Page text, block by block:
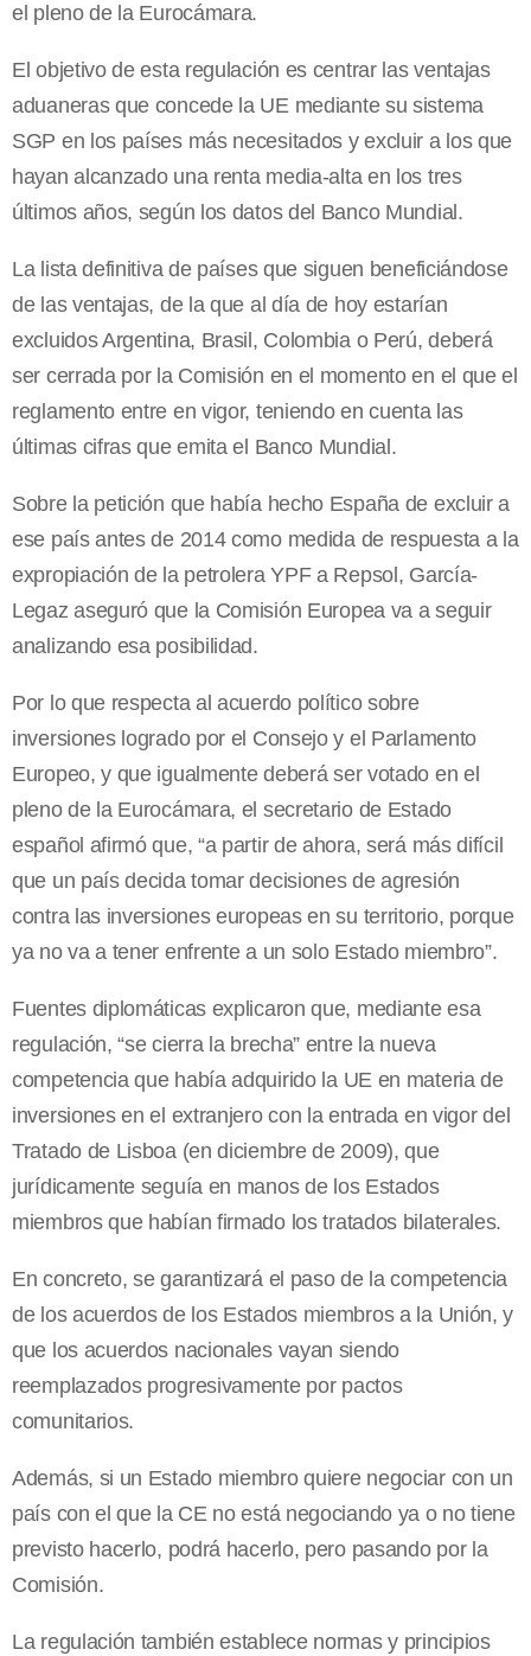
el pleno de la Eurocámara.
El objetivo de esta regulación es centrar las ventajas
aduaneras que concede la UE mediante su sistema
SGP en los países más necesitados y excluir a los que
hayan alcanzado una renta media-alta en los tres
últimos años, según los datos del Banco Mundial.
La lista definitiva de países que siguen beneficiándose
de las ventajas, de la que al día de hoy estarían
excluidos Argentina, Brasil, Colombia o Perú, deberá
ser cerrada por la Comisión en el momento en el que el
reglamento entre en vigor, teniendo en cuenta las
últimas cifras que emita el Banco Mundial.
Sobre la petición que había hecho España de excluir a
ese país antes de 2014 como medida de respuesta a la
expropiación de la petrolera YPF a Repsol, García-
Legaz aseguró que la Comisión Europea va a seguir
analizando esa posibilidad.
Por lo que respecta al acuerdo político sobre
inversiones logrado por el Consejo y el Parlamento
Europeo, y que igualmente deberá ser votado en el
pleno de la Eurocámara, el secretario de Estado
español afirmó que, “a partir de ahora, será más difícil
que un país decida tomar decisiones de agresión
contra las inversiones europeas en su territorio, porque
ya no va a tener enfrente a un solo Estado miembro”.
Fuentes diplomáticas explicaron que, mediante esa
regulación, “se cierra la brecha” entre la nueva
competencia que había adquirido la UE en materia de
inversiones en el extranjero con la entrada en vigor del
Tratado de Lisboa (en diciembre de 2009), que
jurídicamente seguía en manos de los Estados
miembros que habían firmado los tratados bilaterales.
En concreto, se garantizará el paso de la competencia
de los acuerdos de los Estados miembros a la Unión, y
que los acuerdos nacionales vayan siendo
reemplazados progresivamente por pactos
comunitarios.
Además, si un Estado miembro quiere negociar con un
país con el que la CE no está negociando ya o no tiene
previsto hacerlo, podrá hacerlo, pero pasando por la
Comisión.
La regulación también establece normas y principios